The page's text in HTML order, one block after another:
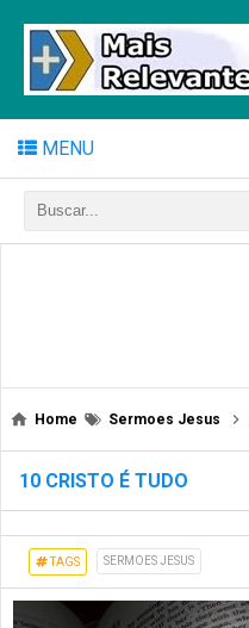
MENU
Home Sermoes Jesus
10 CRISTO É TUDO
TAGS SERMOES JESUS